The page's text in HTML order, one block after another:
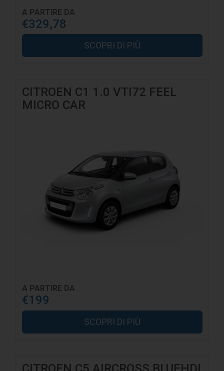
A PARTIRE DA
€329,78
SCOPRI DI PIÙ
CITROEN C1 1.0 VTI72 FEEL
MICRO CAR
A PARTIRE DA
€199
SCOPRI DI PIÙ